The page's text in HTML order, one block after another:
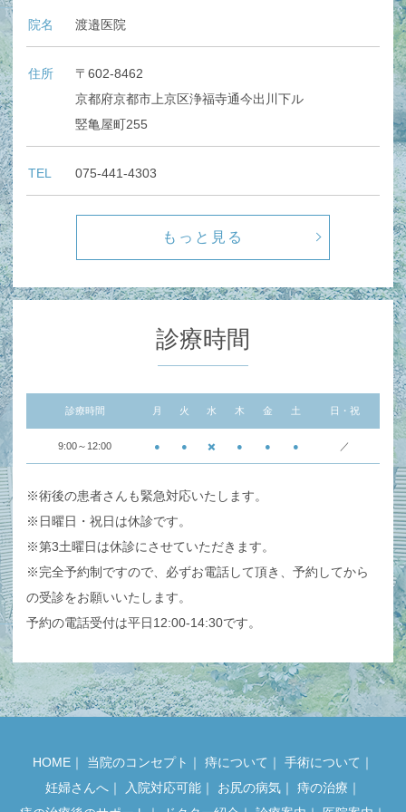
院名 渡邉医院
住所
〒602-8462
京都府京都市上京区浄福寺通今出川下ル
竪亀屋町255
TEL 075-441-4303
もっと見る
診療時間
診療時間 月 火 水 木 金 土 日・祝
9:00～12:00 ● ● ✖️ ● ● ● ／
※術後の患者さんも緊急対応いたします。
※日曜日・祝日は休診です。
※第3土曜日は休診にさせていただきます。
※完全予約制ですので、必ずお電話して頂き、予約してから
の受診をお願いいたします。
予約の電話受付は平日12:00-14:30です。
HOME｜ 当院のコンセプト ｜ 痔について ｜ 手術について ｜
妊婦さんへ｜ 入院対応可能｜ お尻の病気｜ 痔の治療 ｜